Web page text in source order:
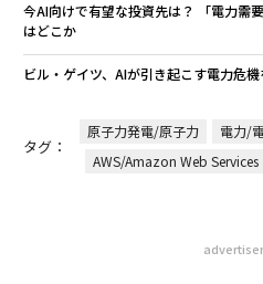
今AI向けで有望な投資先は？ 「電力需
はどこか
ビル・ゲイツ、AIが引き起こす電力危
タグ：
原子力発電/原子力 電力/
AWS/Amazon Web Services